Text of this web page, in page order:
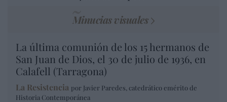
Minucias visuales
La última comunión de los 15 hermanos de
San Juan de Dios, el 30 de julio de 1936, en
Calafell (Tarragona)
La Resistencia por Javier Paredes, catedrático emérito de
Historia Contemporánea